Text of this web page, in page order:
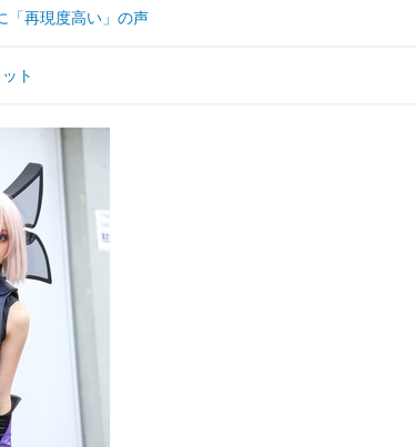
「再現度高い」の声
ト